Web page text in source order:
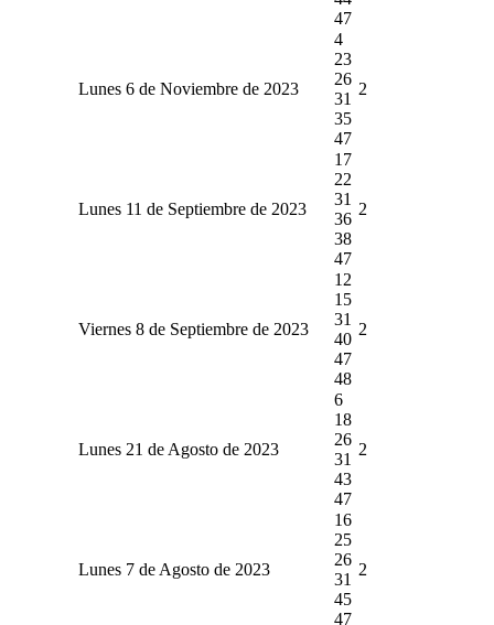
47
Lunes 6 de Noviembre de 2023
4
23
26
31
35
47
2
Lunes 11 de Septiembre de 2023
17
22
31
36
38
47
2
Viernes 8 de Septiembre de 2023
12
15
31
40
47
48
2
Lunes 21 de Agosto de 2023
6
18
26
31
43
47
2
Lunes 7 de Agosto de 2023
16
25
26
31
45
47
2